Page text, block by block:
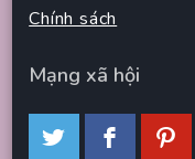
Chính sách
Mạng xã hội